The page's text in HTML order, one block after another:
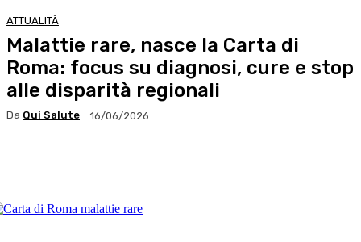
ATTUALITÀ
Malattie rare, nasce la Carta di
Roma: focus su diagnosi, cure e stop
alle disparità regionali
Da Qui Salute 16/06/2026